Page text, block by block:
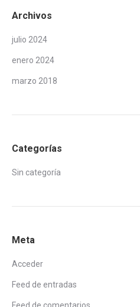
Archivos
julio 2024
enero 2024
marzo 2018
Categorías
Sin categoría
Meta
Acceder
Feed de entradas